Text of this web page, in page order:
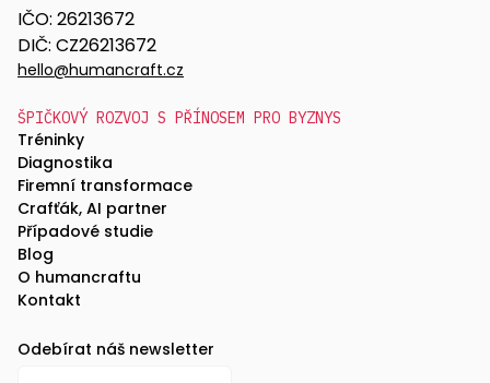
IČO: 26213672
DIČ: CZ26213672
hello@humancraft.cz
ŠPIČKOVÝ ROZVOJ S PŘÍNOSEM PRO BYZNYS
Tréninky
Diagnostika
Firemní transformace
Crafťák, AI partner
Případové studie
Blog
O humancraftu
Kontakt
Odebírat náš newsletter